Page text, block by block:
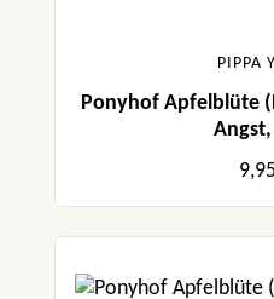
PIPPA
Ponyhof Apfelblüte